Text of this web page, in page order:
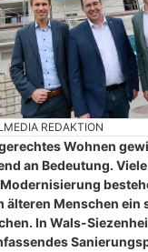
REDAKTION
Wohnen
an Bedeutung.
älteren Menschen ein
In Wals-